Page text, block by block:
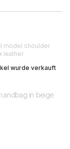
model shoulder
leather
wurde verkauft